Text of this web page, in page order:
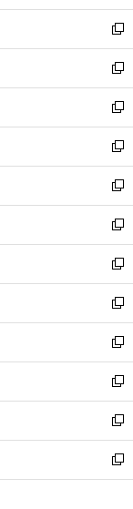
開
く
ウ
で
開
く
ン
ド
ウ
で
開
く
新
し
い
ウ
ィ
ン
ド
ウ
で
開
く
新
し
い
ウ
ィ
ン
ド
ウ
で
開
く
新
し
い
ウ
ィ
ン
ド
ウ
で
開
く
新
し
い
ウ
ィ
ン
ド
ウ
で
開
く
新
し
い
ウ
ィ
ン
ド
ウ
で
開
く
新
し
い
ウ
ィ
ン
ド
ウ
で
開
く
新
し
い
ウ
ィ
ン
ド
ウ
で
開
く
新
し
い
ウ
ィ
ン
ド
ウ
で
開
新
し
い
ウ
ィ
ン
ド
ウ
新
し
い
ウ
ィ
ン
新
し
い
ウ
新
し